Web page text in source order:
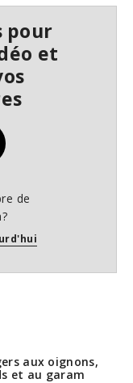
pour
et
de
aux oignons,
et au garam